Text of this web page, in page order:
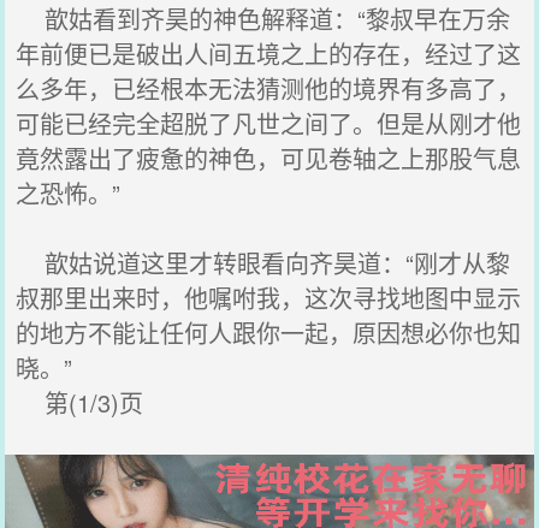
歆姑看到齐昊的神色解释道：“黎叔早在万余
年前便已是破出人间五境之上的存在，经过了这
么多年，已经根本无法猜测他的境界有多高了，
可能已经完全超脱了凡世之间了。但是从刚才他
竟然露出了疲惫的神色，可见卷轴之上那股气息
之恐怖。”
歆姑说道这里才转眼看向齐昊道：“刚才从黎
叔那里出来时，他嘱咐我，这次寻找地图中显示
的地方不能让任何人跟你一起，原因想必你也知
晓。”
第(1/3)页